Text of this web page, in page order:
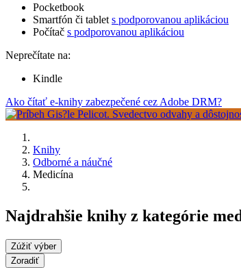
Pocketbook
Smartfón či tablet s podporovanou aplikáciou
Počítač s podporovanou aplikáciou
Neprečítate na:
Kindle
Ako čítať e-knihy zabezpečené cez Adobe DRM?
Knihy
Odborné a náučné
Medicína
Najdrahšie knihy z kategórie
Zúžiť výber
Zoradiť